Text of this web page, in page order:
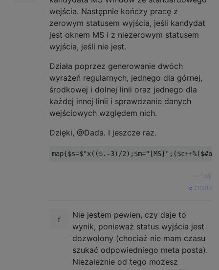
wejścia. Następnie kończy pracę z
zerowym statusem wyjścia, jeśli kandydat
jest oknem MS i z niezerowym statusem
wyjścia, jeśli nie jest.
Działa poprzez generowanie dwóch
wyrażeń regularnych, jednego dla górnej,
środkowej i dolnej linii oraz jednego dla
każdej innej linii i sprawdzanie danych
wejściowych względem nich.
Dzięki, @Dada. I jeszcze raz.
nwk
źródło
Nie jestem pewien, czy daje to
wynik, ponieważ status wyjścia jest
dozwolony (chociaż nie mam czasu
szukać odpowiedniego meta posta).
Niezależnie od tego możesz